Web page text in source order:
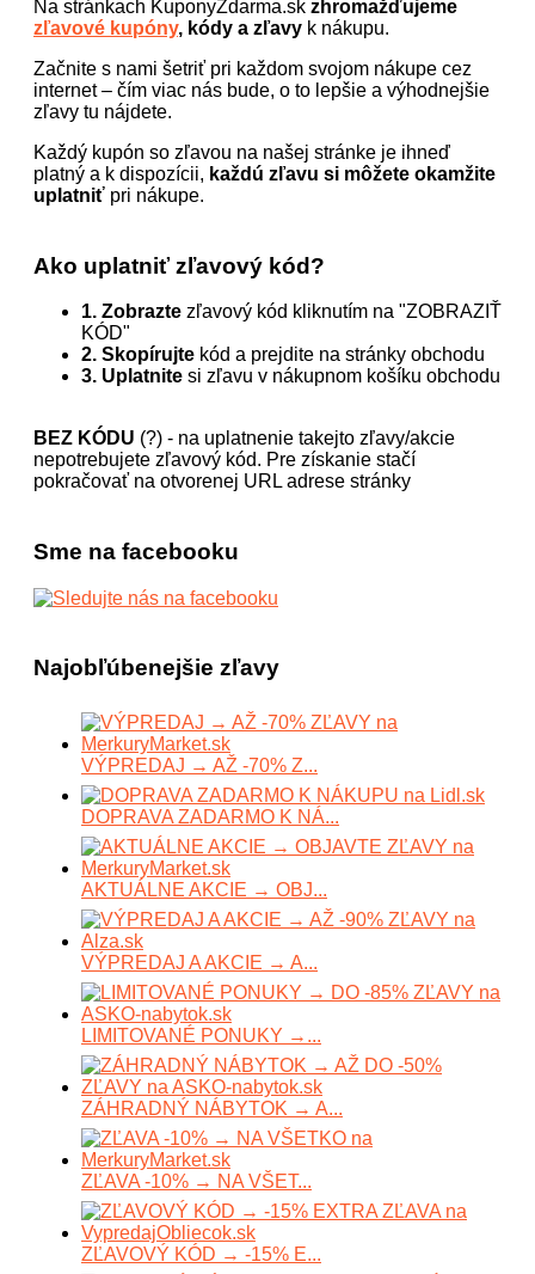
Na stránkach KuponyZdarma.sk zhromažďujeme
zľavové kupóny, kódy a zľavy k nákupu.
Začnite s nami šetriť pri každom svojom nákupe cez
internet – čím viac nás bude, o to lepšie a výhodnejšie
zľavy tu nájdete.
Každý kupón so zľavou na našej stránke je ihneď
platný a k dispozícii, každú zľavu si môžete okamžite
uplatniť pri nákupe.
Ako uplatniť zľavový kód?
1. Zobrazte zľavový kód kliknutím na "ZOBRAZIŤ
KÓD"
2. Skopírujte kód a prejdite na stránky obchodu
3. Uplatnite si zľavu v nákupnom košíku obchodu
BEZ KÓDU (?) - na uplatnenie takejto zľavy/akcie
nepotrebujete zľavový kód. Pre získanie stačí
pokračovať na otvorenej URL adrese stránky
Sme na facebooku
Najobľúbenejšie zľavy
VÝPREDAJ → AŽ -70% Z...
DOPRAVA ZADARMO K NÁ...
AKTUÁLNE AKCIE → OBJ...
VÝPREDAJ A AKCIE → A...
LIMITOVANÉ PONUKY →...
ZÁHRADNÝ NÁBYTOK → A...
ZĽAVA -10% → NA VŠET...
ZĽAVOVÝ KÓD → -15% E...